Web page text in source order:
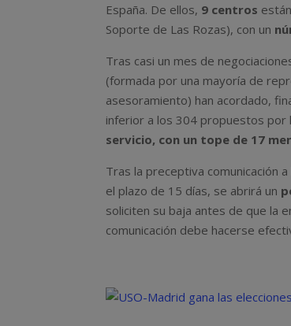
España. De ellos, 9 centros
Soporte de Las Rozas), con un
Tras casi un mes de
(formada por una mayoría de
asesoramiento) han acordado,
inferior a los 304 propuestos por
servicio, con un tope de 17
Tras la preceptiva comunicación
el plazo de 15 días, se abrirá un
soliciten su baja antes de que la
comunicación debe hacerse